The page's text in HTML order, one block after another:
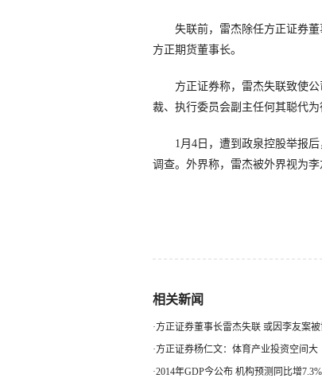
失联前，雷杰除任方正证券董
方正期货董事长。
方正证券称，雷杰失联致使公
裁、执行委员会副主任何其聪代为
1月 4 日，遭到政泉控股举报
调查。外界称，雷杰被外界视为李
相关新闻
·方正证券董事长雷杰失联 或因李友案
·方正证券杨仁文：体育产业投资空间大
·2014年GDP今公布 机构预测同比增